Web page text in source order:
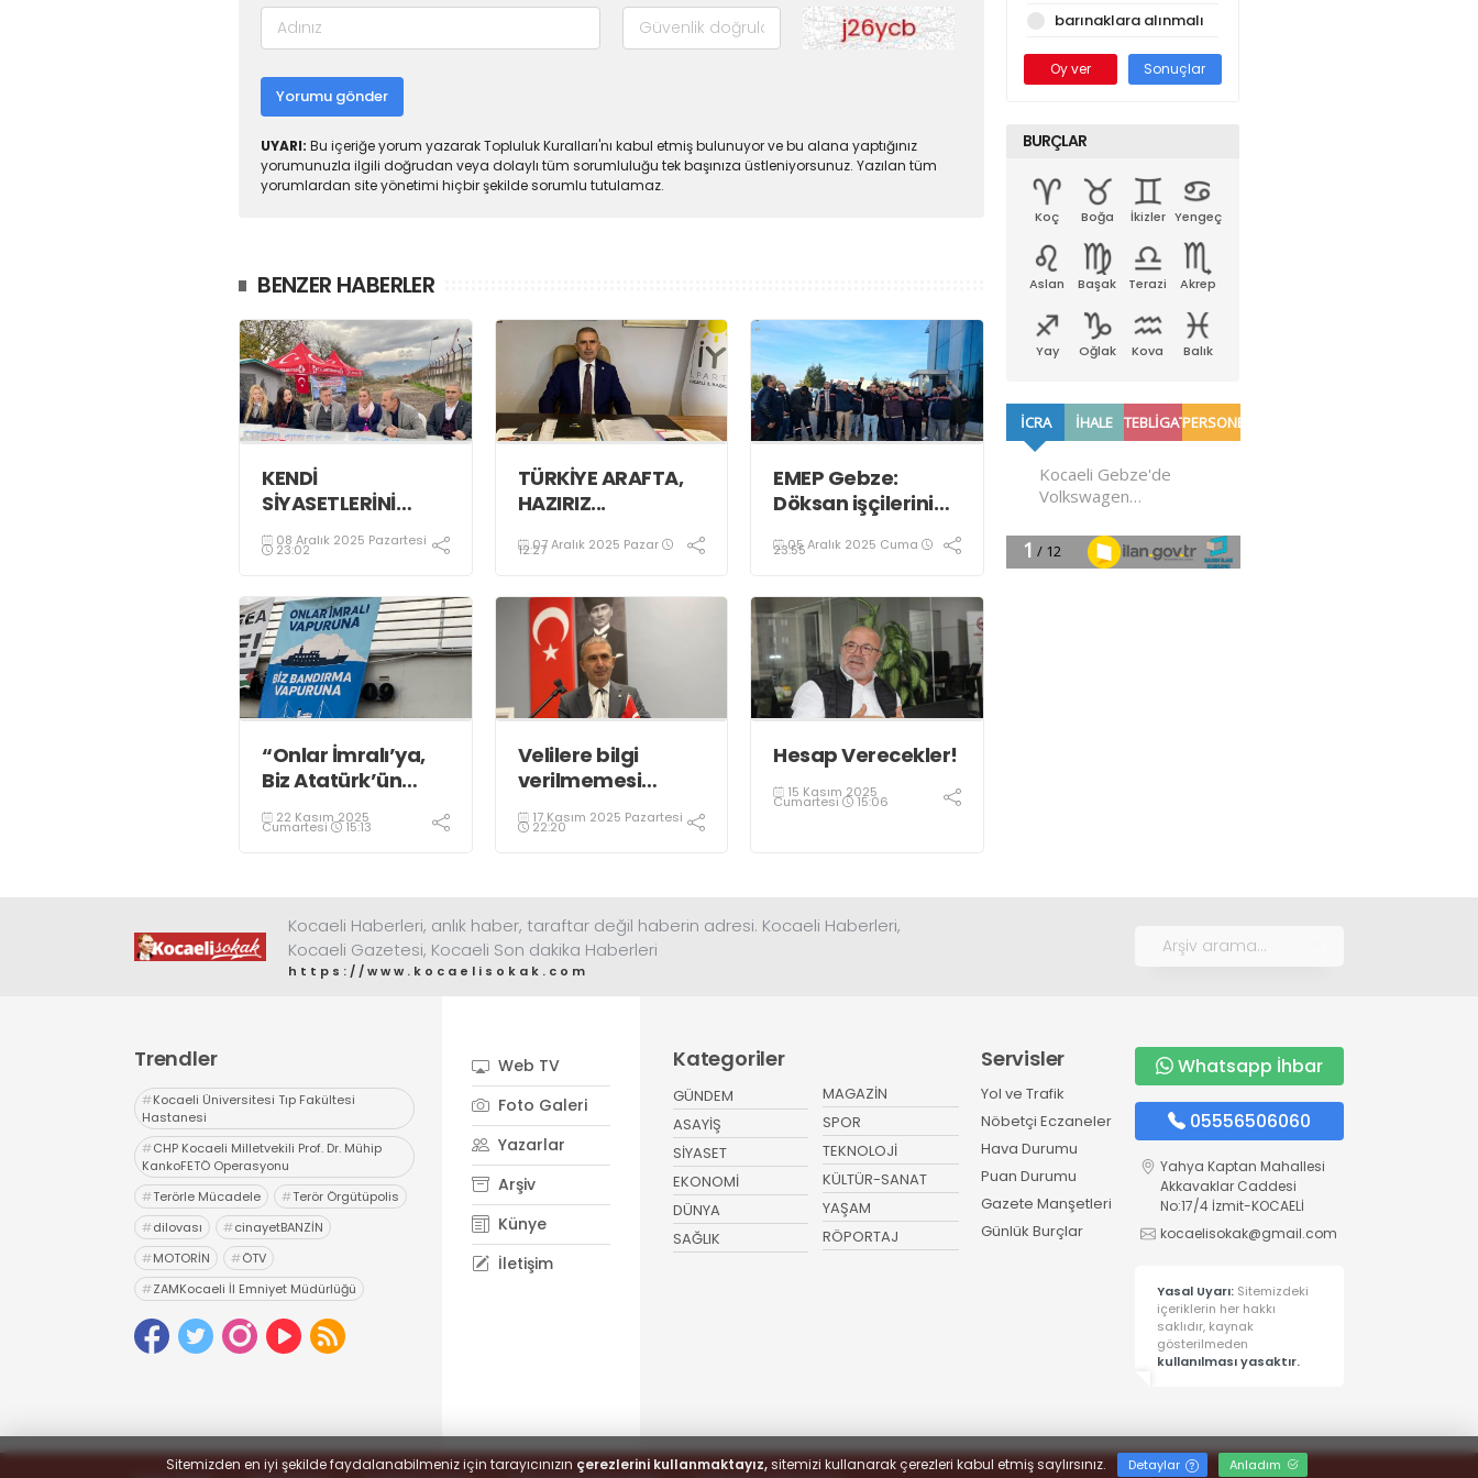
Yorumu gönder
UYARI: Bu içeriğe yorum yazarak Topluluk Kuralları'nı kabul etmiş bulunuyor ve bu alana yaptığınız
yorumunuzla ilgili doğrudan veya dolaylı tüm sorumluluğu tek başınıza üstleniyorsunuz. Yazılan tüm
yorumlardan site yönetimi hiçbir şekilde sorumlu tutulamaz.
BENZER HABERLER
KENDİ
SİYASETLERİNİ
FİNANSE ETMEK
İÇİN KOCAELİ'Yİ
08 Aralık 2025 Pazartesi
23:02
TÜRKİYE ARAFTA,
HAZIRIZ...
07 Aralık 2025 Pazar
12:27
EMEP Gebze:
Döksan işçilerinin
mücadelelerini
05 Aralık 2025 Cuma
23:55
“Onlar İmralı’ya,
Biz Atatürk’ün
Bandırma
Vapuru’na!”
22 Kasım 2025
Cumartesi 15:13
Velilere bilgi
verilmemesi
kararı kim
tarafından alındı?
17 Kasım 2025 Pazartesi
22:20
Hesap Verecekler!
15 Kasım 2025
Cumartesi 15:06
barınaklara alınmalı
Oy ver Sonuçlar
BURÇLAR
Koç Boğa İkizler Yengeç
Aslan Başak Terazi Akrep
Yay Oğlak Kova Balık
Kocaeli Haberleri, anlık haber, taraftar değil haberin adresi. Kocaeli Haberleri,
Kocaeli Gazetesi, Kocaeli Son dakika Haberleri
https://www.kocaelisokak.com
Trendler
#Kocaeli Üniversitesi Tıp Fakültesi
Hastanesi
#CHP Kocaeli Milletvekili Prof. Dr. Mühip
KankoFETÖ Operasyonu
#Terörle Mücadele #Terör Örgütüpolis
#dilovası #cinayetBANZİN
#MOTORİN #ÖTV
#ZAMKocaeli İl Emniyet Müdürlüğü
#Uyuşturucu # uyarıcı madde ticareti
# hapis
Web TV
Foto Galeri
Yazarlar
Arşiv
Künye
İletişim
Kategoriler
GÜNDEM
ASAYİŞ
SİYASET
EKONOMİ
DÜNYA
SAĞLIK
MAGAZİN
SPOR
TEKNOLOJİ
KÜLTÜR-SANAT
YAŞAM
RÖPORTAJ
Servisler
Yol ve Trafik
Nöbetçi Eczaneler
Hava Durumu
Puan Durumu
Gazete Manşetleri
Günlük Burçlar
Whatsapp İhbar
05556506060
Yahya Kaptan Mahallesi
Akkavaklar Caddesi
No:17/4 İzmit-KOCAELİ
kocaelisokak@gmail.com
Yasal Uyarı: Sitemizdeki
içeriklerin her hakkı
saklıdır, kaynak
gösterilmeden
kullanılması yasaktır.
Sitemizden en iyi şekilde faydalanabilmeniz için tarayıcınızın çerezlerini kullanmaktayız,sitemizi kullanarak çerezleri kabul etmiş saylırsınız. Detaylar Anladım